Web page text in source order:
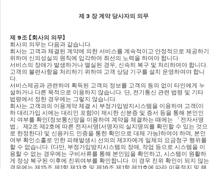
제 3 장 계약 당사자의 의무
제 9조 [회사의 의무]
회사의 의무는 다음과 같습니다.
회사는 고객과 체결된 계약에 의한 서비스를 계속적이고 안정적으로 제공하기
위하여 신의성실의 원칙에 입각하여 최선의 노력을 하여야 합니다.
서비스의 장애가 발생하거나 멸실된 경우, 신속히 복구 및 처리하여야 합니다.
고객의 불편사항을 처리하기 위하여 고객 상담 기구를 설치 운영하여야 합니
다.
서비스제공과 관련하여 획득된 고객의 정보를 고객의 동의 없이 타인에게 누
설하거나 다른 목적으로 이용하지 않습니다. 단, 전기통신 관련 법령 및 기타
법령에서 정한 경우에는 그렇지 않습니다.
회사는 고객과의 이용계약 체결 시 부정가입방지시스템을 이용하여 고객(이
하 대리가입 시에는 대리인 포함)이 제시한 신분증 및 증서 등을 통해 본인인
지 여부를 확인(정보통신망을 이용하여 계약을 체결하는 때에는 「전자서명
법 」 제2조 제2호에 따른 전자서명(서명자의 실지명의를 확인할 수 있는 것으
로 한정한다) 및 신용카드 인증을 통한 확인으로 대체 가능)하여야 하며, 본인
여부 확인소홀로 인한 피해발생시 선의의 제3자에게 일체의 요금청구 행위를
할 수 없습니다. (다만, 부정가입방지시스템의 장애, 작업 등으로 시스템을 이
용할 수 없는 경우에는 구비서류를 통해 본인임을 확인하고, 시스템이 원활하
게 정상 복구된 이후에 진위여부를 확인합니다. 이 경우 진위 확인이 되지 않는
경우에는 제15조 제1항 제13호 및 제16조 제1항 제11호에 따라 이용정지 및 해